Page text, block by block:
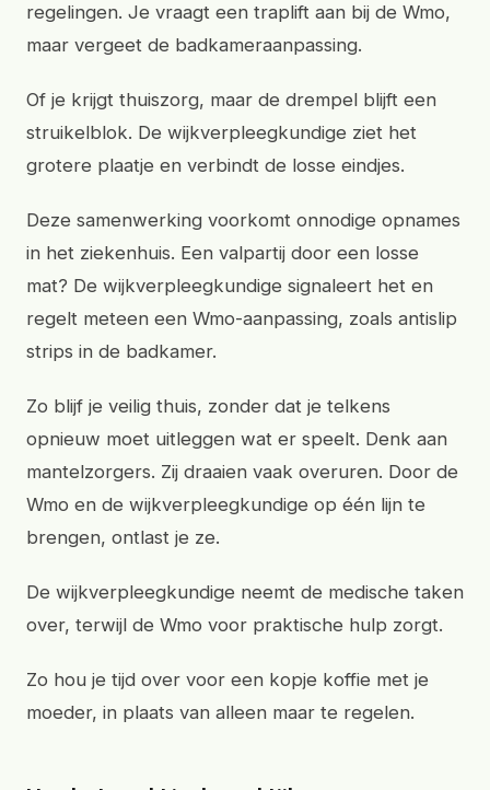
regelingen. Je vraagt een traplift aan bij de Wmo,
maar vergeet de badkameraanpassing.
Of je krijgt thuiszorg, maar de drempel blijft een
struikelblok. De wijkverpleegkundige ziet het
grotere plaatje en verbindt de losse eindjes.
Deze samenwerking voorkomt onnodige opnames
in het ziekenhuis. Een valpartij door een losse
mat? De wijkverpleegkundige signaleert het en
regelt meteen een Wmo-aanpassing, zoals antislip
strips in de badkamer.
Zo blijf je veilig thuis, zonder dat je telkens
opnieuw moet uitleggen wat er speelt. Denk aan
mantelzorgers. Zij draaien vaak overuren. Door de
Wmo en de wijkverpleegkundige op één lijn te
brengen, ontlast je ze.
De wijkverpleegkundige neemt de medische taken
over, terwijl de Wmo voor praktische hulp zorgt.
Zo hou je tijd over voor een kopje koffie met je
moeder, in plaats van alleen maar te regelen.